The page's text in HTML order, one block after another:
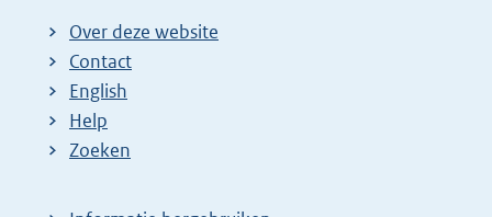
Over deze website
Contact
English
Help
Zoeken